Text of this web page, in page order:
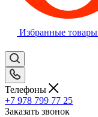
Избранные товары
Телефоны
+7 978 799 77 25
Заказать звонок